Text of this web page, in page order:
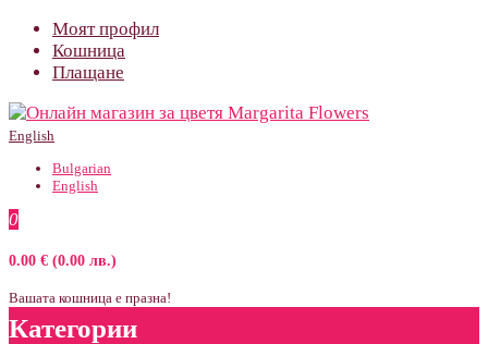
Моят профил
Кошница
Плащане
English
Bulgarian
English
0
0.00 € (0.00 лв.)
Вашата кошница е празна!
Категории